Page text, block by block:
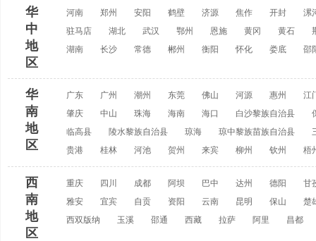
华
中
地
区
河南 郑州 安阳 鹤壁 济源 焦作 开封
漯
驻马店
湖北 武汉 鄂州 恩施 黄冈 黄石
湖南
长沙 常德 郴州 衡阳 怀化 娄底 邵
华
南
地
区
广东 广州 潮州 东莞 佛山 河源 惠州
江
肇庆
中山 珠海 海南 海口 白沙黎族自治县
临高县
陵水黎族自治县 琼海 琼中黎族苗族自治县
贵港
桂林 河池 贺州 来宾 柳州 钦州 梧
西
南
地
区
重庆 四川 成都 阿坝 巴中 达州 德阳
甘
雅安
宜宾 自贡 资阳 云南 昆明 保山
楚
西双版纳
玉溪 邵通 西藏 拉萨 阿里 昌都